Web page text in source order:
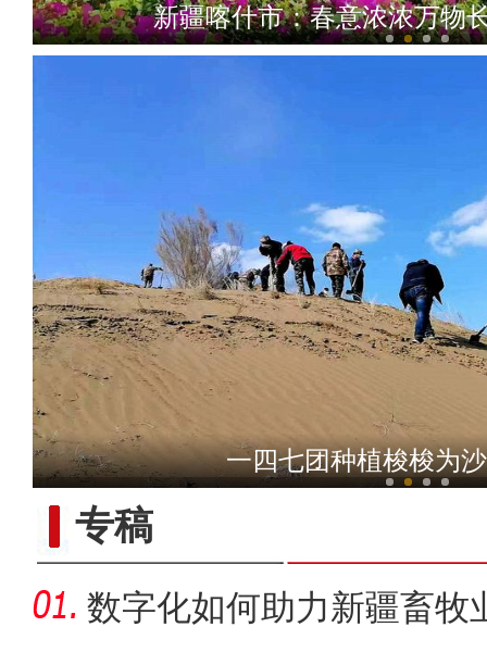
新疆喀什市：春意浓浓万物
新疆昭苏：玉湖春雪
一四七团种植梭梭为
专稿
数字化如何助力新疆畜牧